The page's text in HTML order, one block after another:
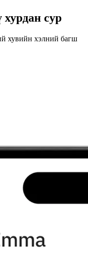
сур
хувийн хэлний багш